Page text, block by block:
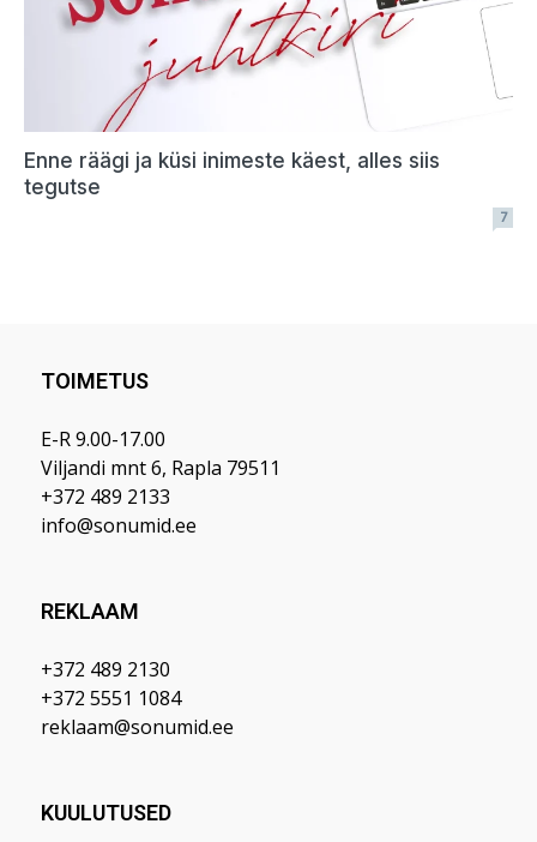
TOIMETUS
E-R 9.00-17.00
Viljandi mnt 6, Rapla 79511
+372 489 2133
info@sonumid.ee
REKLAAM
+372 489 2130
+372 5551 1084
reklaam@sonumid.ee
KUULUTUSED